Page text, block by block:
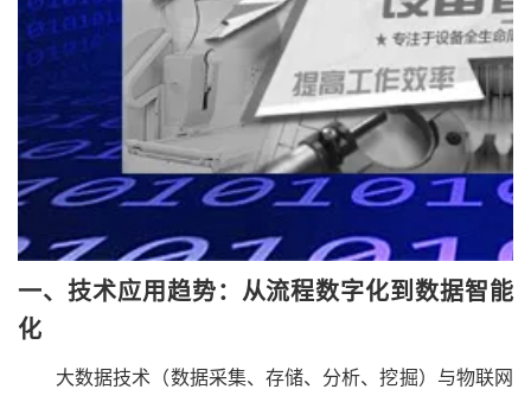
一、 技术应用趋势：从流程数字化到数据智能
化
大数据技术（数据采集、存储、分析、挖掘）与物联网